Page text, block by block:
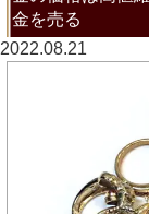
金を売る
2022.08.21